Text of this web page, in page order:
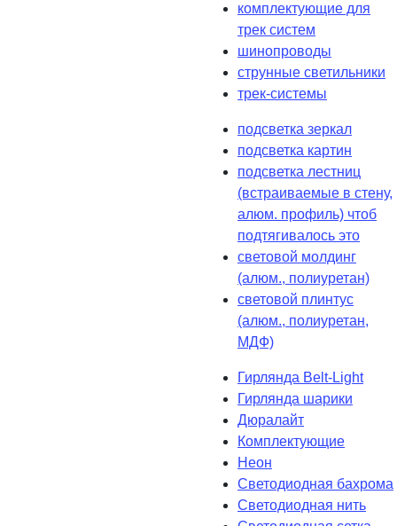
комплектующие для
трек систем
шинопроводы
струнные светильники
трек-системы
подсветка зеркал
подсветка картин
подсветка лестниц
(встраиваемые в стену,
алюм. профиль) чтоб
подтягивалось это
световой молдинг
(алюм., полиуретан)
световой плинтус
(алюм., полиуретан,
МДФ)
Гирлянда Belt-Light
Гирлянда шарики
Дюралайт
Комплектующие
Неон
Светодиодная бахрома
Светодиодная нить